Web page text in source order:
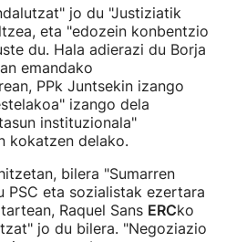
jo du "Justiziatik
eta "edozein konbentzio
du. Hala adierazi du Borja
emandako
PPk Juntsekin izango
izango dela
instituzionala"
kokatzen delako.
bilera "Sumarren
PSC eta sozialistak ezertara
Raquel Sans ERCko
jo du bilera. "Negoziazio